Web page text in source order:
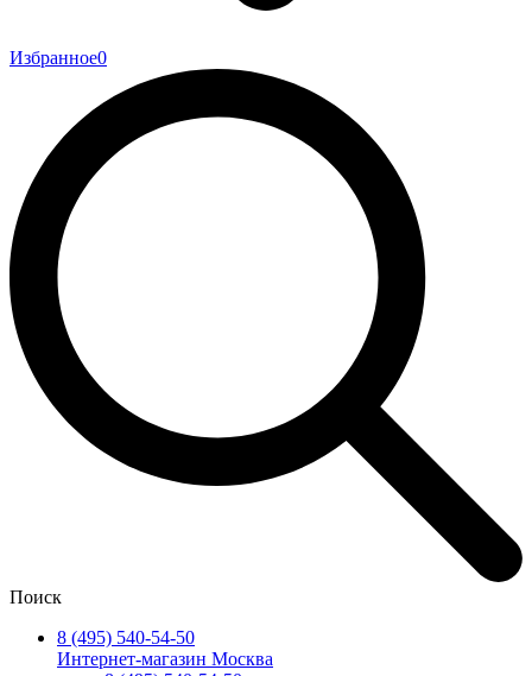
Избранное0
Поиск
8 (495) 540-54-50
Интернет-магазин Москва